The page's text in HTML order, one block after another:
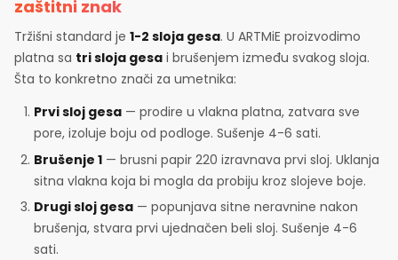
zaštitni znak
Tržišni standard je 1-2 sloja gesa. U ARTMiE proizvodimo
platna sa tri sloja gesa i brušenjem između svakog sloja.
Šta to konkretno znači za umetnika:
Prvi sloj gesa — prodire u vlakna platna, zatvara sve
pore, izoluje boju od podloge. Sušenje 4-6 sati.
Brušenje 1 — brusni papir 220 izravnava prvi sloj. Uklanja
sitna vlakna koja bi mogla da probiju kroz slojeve boje.
Drugi sloj gesa — popunjava sitne neravnine nakon
brušenja, stvara prvi ujednačen beli sloj. Sušenje 4-6
sati.